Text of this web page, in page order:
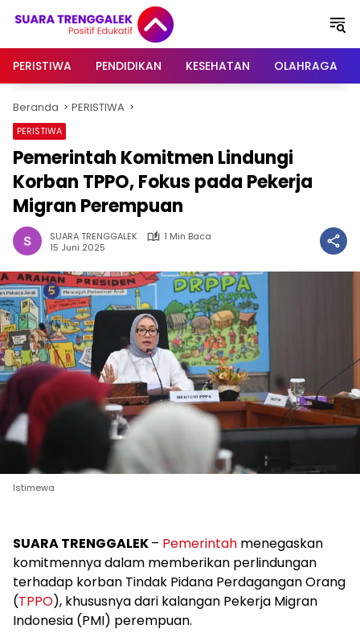
PERISTIWA
PENDIDIKAN KESEHATAN OLAHRAGA
Beranda PERISTIWA
PERISTIWA
Pemerintah Komitmen Lindungi
Korban TPPO, Fokus pada Pekerja
Migran Perempuan
SUARA TRENGGALEK
1 Min Baca
15 Juni 2025
Istimewa
SUARA TRENGGALEK– Pemerintah menegaskan
komitmennya dalam memberikan perlindungan
terhadap korban Tindak Pidana Perdagangan Orang
(TPPO), khususnya dari kalangan Pekerja Migran
Indonesia (PMI) perempuan.